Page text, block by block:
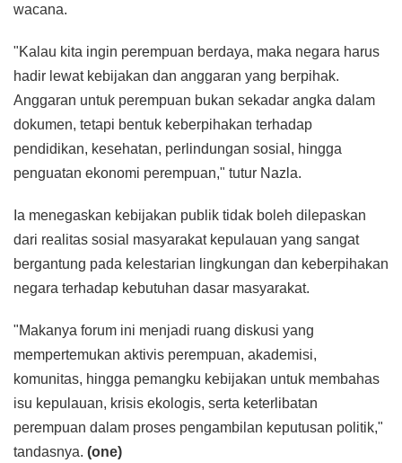
wacana.
"Kalau kita ingin perempuan berdaya, maka negara harus
hadir lewat kebijakan dan anggaran yang berpihak.
Anggaran untuk perempuan bukan sekadar angka dalam
dokumen, tetapi bentuk keberpihakan terhadap
pendidikan, kesehatan, perlindungan sosial, hingga
penguatan ekonomi perempuan," tutur Nazla.
Ia menegaskan kebijakan publik tidak boleh dilepaskan
dari realitas sosial masyarakat kepulauan yang sangat
bergantung pada kelestarian lingkungan dan keberpihakan
negara terhadap kebutuhan dasar masyarakat.
"Makanya forum ini menjadi ruang diskusi yang
mempertemukan aktivis perempuan, akademisi,
komunitas, hingga pemangku kebijakan untuk membahas
isu kepulauan, krisis ekologis, serta keterlibatan
perempuan dalam proses pengambilan keputusan politik,"
tandasnya. (one)